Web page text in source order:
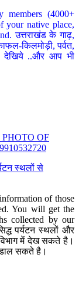
members (4000+
your native place,
उत्तराखंड के गाढ़,
किलमोड़ी, पर्वत,
देखिये ..और आप भी
PHOTO OF
स्थलों से
of those
You will get the
collected by our
पर्यटन स्थलों और
में देख सकते है।
सकते है।